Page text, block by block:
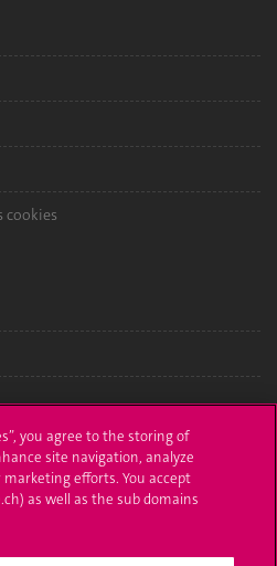
cookies
you agree to the storing of
site navigation, analyze
efforts. You accept
as well as the sub domains